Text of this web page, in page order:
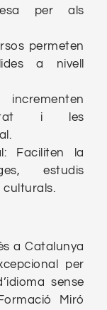
per als
permeten
a nivell
i les
Faciliten la
estudis
culturals.
a Catalunya
per
sense
Miró